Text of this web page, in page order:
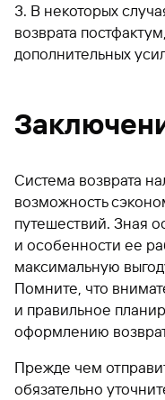
В некоторых
возврата
дополнительных
Система возврата
возможность
путешествий. Зная
и особенности ее
максимальную
Помните, что
и правильное
оформлению
Прежде чем
обязательно